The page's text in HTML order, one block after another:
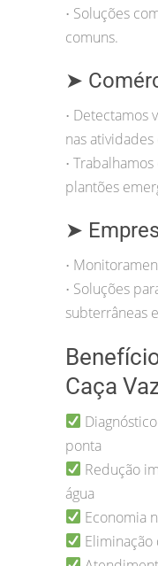
• Soluções
comuns.
➤
• Detectamos
nas
•
plantões
➤
•
• Soluções
subterrâneas
Caça
ponta
Redução
água
Economia